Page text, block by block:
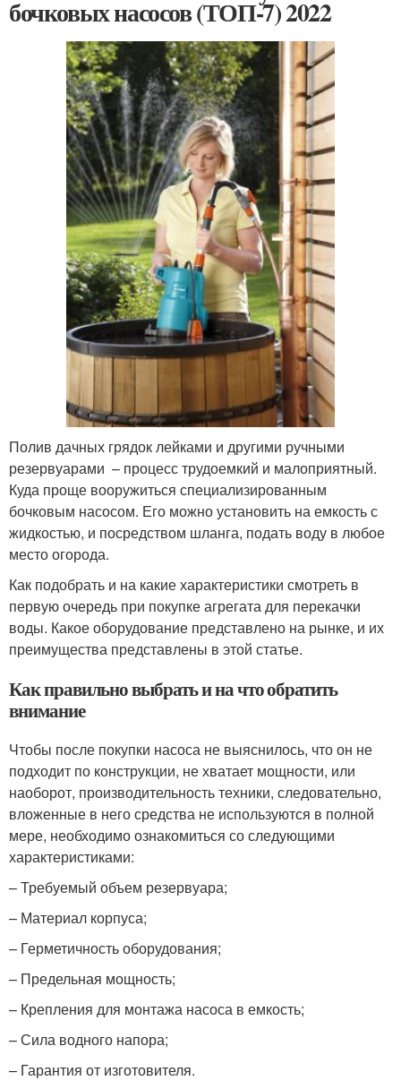
бочковых насосов (ТОП-7) 2022
Полив дачных грядок лейками и другими ручными
резервуарами – процесс трудоемкий и малоприятный.
Куда проще вооружиться специализированным
бочковым насосом. Его можно установить на емкость с
жидкостью, и посредством шланга, подать воду в любое
место огорода.
Как подобрать и на какие характеристики смотреть в
первую очередь при покупке агрегата для перекачки
воды. Какое оборудование представлено на рынке, и их
преимущества представлены в этой статье.
Как правильно выбрать и на что обратить
внимание
Чтобы после покупки насоса не выяснилось, что он не
подходит по конструкции, не хватает мощности, или
наоборот, производительность техники, следовательно,
вложенные в него средства не используются в полной
мере, необходимо ознакомиться со следующими
характеристиками:
– Требуемый объем резервуара;
– Материал корпуса;
– Герметичность оборудования;
– Предельная мощность;
– Крепления для монтажа насоса в емкость;
– Сила водного напора;
– Гарантия от изготовителя.